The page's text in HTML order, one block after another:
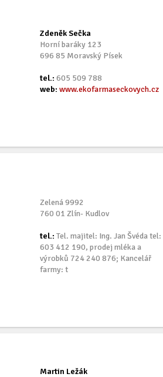
Zdeněk Sečka
Horní baráky 123
696 85 Moravský Písek
tel.: 605 509 788
web: www.ekofarmaseckovych.cz
Zelená 9992
760 01 Zlín- Kudlov
tel.: Tel. majitel: Ing. Jan Švéda tel:
603 412 190, prodej mléka a
výrobků 724 240 876; Kancelář
farmy: t
Martin Ležák